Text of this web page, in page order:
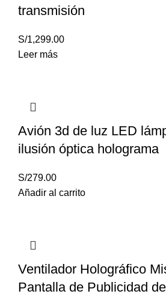
transmisión
S/1,299.00
Leer más
Avión 3d de luz LED
ilusión óptica holograma
S/279.00
Añadir al carrito
Ventilador Holográfico
Pantalla de Publicidad